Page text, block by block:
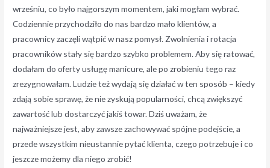
wrześniu, co było najgorszym momentem, jaki mogłam wybrać.
Codziennie przychodziło do nas bardzo mało klientów, a
pracownicy zaczęli wątpić w nasz pomysł. Zwolnienia i rotacja
pracowników stały się bardzo szybko problemem. Aby się ratować,
dodałam do oferty usługę manicure, ale po zrobieniu tego raz
zrezygnowałam. Ludzie też wydają się działać w ten sposób – kiedy
zdają sobie sprawę, że nie zyskują popularności, chcą zwiększyć
zawartość lub dostarczyć jakiś towar. Dziś uważam, że
najważniejsze jest, aby zawsze zachowywać spójne podejście, a
przede wszystkim nieustannie pytać klienta, czego potrzebuje i co
jeszcze możemy dla niego zrobić!